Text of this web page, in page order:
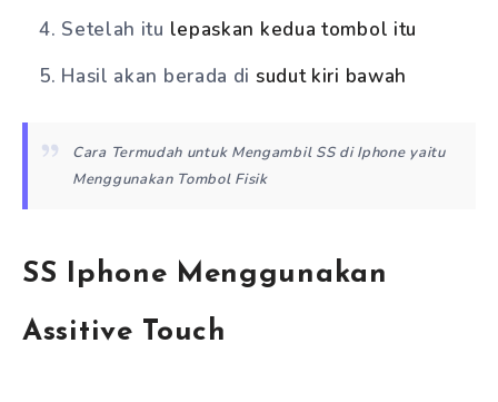
Setelah itu lepaskan kedua tombol itu
Hasil akan berada di sudut kiri bawah
Cara Termudah untuk Mengambil SS di Iphone yaitu
Menggunakan Tombol Fisik
SS Iphone Menggunakan
Assitive Touch